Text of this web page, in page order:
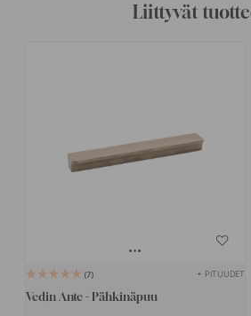
Liittyvät
7 + PITUUDET
Vedin Ante - Pähkinäpuu